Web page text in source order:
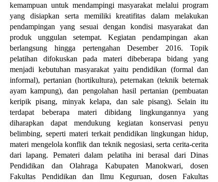
kemampuan untuk mendampingi masyarakat melalui program
yang disiapkan serta memiliki kreatifitas dalam melakukan
pendampingan yang sesuai dengan kondisi masyarakat dan
produk unggulan setempat. Kegiatan pendampingan akan
berlangsung hingga pertengahan Desember 2016. Topik
pelatihan difokuskan pada materi dibeberapa bidang yang
menjadi kebutuhan masyarakat yaitu pendidikan (formal dan
informal), pertanian (hortikultura), peternakan (teknik beternak
ayam kampung), dan pengolahan hasil pertanian (pembuatan
keripik pisang, minyak kelapa, dan sale pisang). Selain itu
terdapat beberapa materi dibidang lingkungannya yang
diharapkan dapat mendukung kegiatan konservasi penyu
belimbing, seperti materi terkait pendidikan lingkungan hidup,
materi mengelola konflik dan teknik negosiasi, serta cerita-cerita
dari lapang. Pemateri dalam pelatiha ini berasal dari Dinas
Pendidikan dan Olahraga Kabupaten Manokwari, dosen
Fakultas Pendidikan dan Ilmu Keguruan, dosen Fakultas